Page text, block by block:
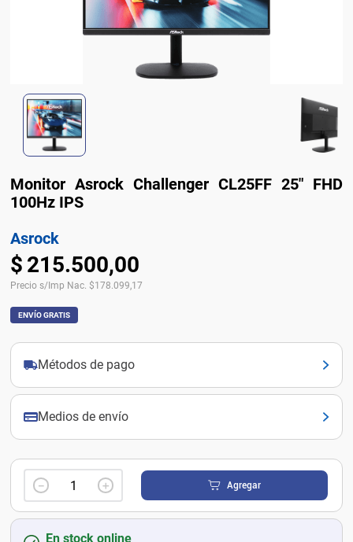
Monitor Asrock Challenger CL25FF 25" FHD
100Hz IPS
Asrock
$ 215.500,00
Precio s/Imp Nac. $178.099,17
ENVÍO GRATIS
Métodos de pago
Medios de envío
＋
－ Agregar
En stock online